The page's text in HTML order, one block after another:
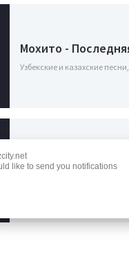
Мохито -
Узбекские и казахские
АКА, ШГШ -
(cover)
like to send you notifications